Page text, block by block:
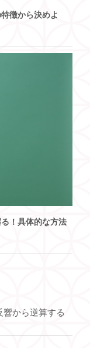
徴から決めよ
！具体的な方法
から逆算する